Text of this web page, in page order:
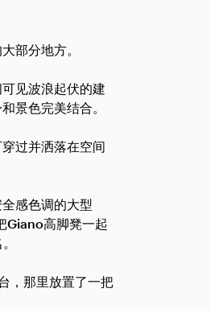
部分地方。
见波浪起伏的建
景色完美结合。
过并洒落在空间
感色调的大型
Giano高脚凳一起
，那里放置了一把